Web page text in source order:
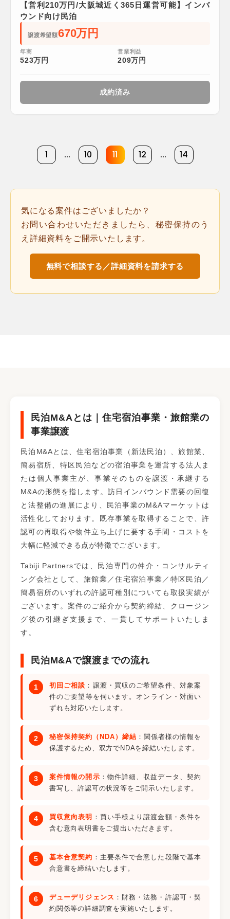
【営利210万円/大阪城近く365日運営可能】インバ
ウンド向け民泊
譲渡希望額670万円
年商
523万円
営業利益
209万円
成約済み
1 ... 10 11 12 ... 14
気になる案件はございましたか？
お問い合わせいただきましたら、秘密保持のう
え詳細資料をご開示いたします。
無料で相談する／詳細資料を請求する
民泊M&Aとは｜住宅宿泊事業・旅館業の
事業譲渡
民泊M&Aとは、住宅宿泊事業（新法民泊）、旅館業、
簡易宿所、特区民泊などの宿泊事業を運営する法人ま
たは個人事業主が、事業そのものを譲渡・承継する
M&Aの形態を指します。訪日インバウンド需要の回復
と法整備の進展により、民泊事業のM&Aマーケットは
活性化しております。既存事業を取得することで、許
認可の再取得や物件立ち上げに要する手間・コストを
大幅に軽減できる点が特徴でございます。
Tabiji Partnersでは、民泊専門の仲介・コンサルティ
ング会社として、旅館業／住宅宿泊事業／特区民泊／
簡易宿所のいずれの許認可種別についても取扱実績が
ございます。案件のご紹介から契約締結、クロージン
グ後の引継ぎ支援まで、一貫してサポートいたしま
す。
民泊M&Aで譲渡までの流れ
初回ご相談 ：譲渡・買収のご希望条件、対象案
件のご要望等を伺います。オンライン・対面い
ずれも対応いたします。
秘密保持契約（NDA）締結 ：関係者様の情報を
保護するため、双方でNDAを締結いたします。
案件情報の開示 ：物件詳細、収益データ、契約
書写し、許認可の状況等をご開示いたします。
買収意向表明 ：買い手様より譲渡金額・条件を
含む意向表明書をご提出いただきます。
基本合意契約 ：主要条件で合意した段階で基本
合意書を締結いたします。
デューデリジェンス ：財務・法務・許認可・契
約関係等の詳細調査を実施いたします。